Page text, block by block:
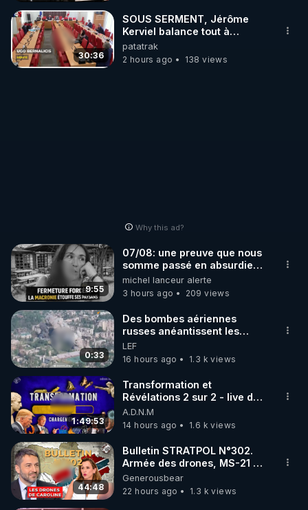
_________
LES CODES PROMO DES PARTENAIRES
▶ 10 % de réduction sur les extracteurs de la
marque SANA :
Rendez-vous sur http://rgnr.li/lechoubrave
code : REGENERE10
▶ 30 jours gratuit sur l’application de méditation et
de bien-être ENVOL :
Rendez-vous sur https://www.envol.app/code
le code : REGENERE
30:36
SOUS SERMENT, Jérôme
Kerviel balance tout à
l'Assemblée !
patatrak
2 hours ago
138 views
Why this ad?
9:55
07/08: une preuve que nous
somme passé en absurdie
une dictature qui veut faire
taire ses opposant !
michel lanceur alerte
3 hours ago
209 views
0:33
Des bombes aériennes
russes anéantissent les
centres de contrôle de
drones de 3 brigades
ukrainienne
LEF
16 hours ago
1.3 k views
1:49:53
Transformation et
Révélations 2 sur 2 - live du
07/08/26
A.D.N.M
14 hours ago
1.6 k views
44:48
Bulletin STRATPOL N°302.
Armée des drones, MS-21 en
série, missiles coréens.
07.08.2026.
Generousbear
22 hours ago
1.3 k views